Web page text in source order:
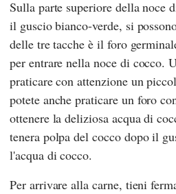
Sulla parte superiore della noce
il guscio bianco-verde, si
delle tre tacche è il foro
per entrare nella noce di cocco.
praticare con attenzione un
potete anche praticare un foro
ottenere la deliziosa acqua di
tenera polpa del cocco dopo il
l'acqua di cocco.
Per arrivare alla carne, tieni